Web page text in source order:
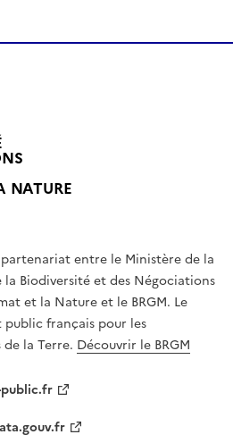
NATUREL
T
É
,
É
G
A
L
F
entre le Ministère de la
Biodiversité et des Négociations
et la Nature et le BRGM. Le
public français pour les
la Terre. Découvrir le BRGM